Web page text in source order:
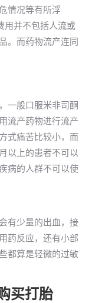
情况等有所浮
用并不包括人流或
。而药物流产连同
一般口服米非司酮
流产药物进行流产
式痛苦比较小，而
以上的患者不可以
病的人群不可以使
有少量的出血，接
药反应，还有小部
都算是轻微的过敏
买打胎